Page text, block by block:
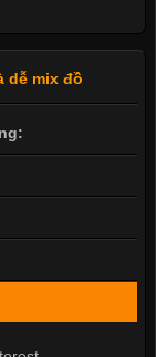
dễ mix đồ